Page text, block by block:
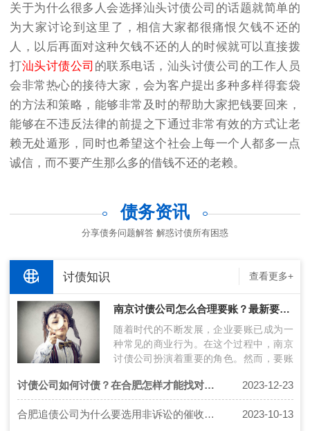
关于为什么很多人会选择汕头讨债公司的话题就简单的
为大家讨论到这里了，相信大家都很痛恨欠钱不还的
人，以后再面对这种欠钱不还的人的时候就可以直接拨
打汕头讨债公司 的联系电话，汕头讨债公司的工作人员
会非常热心的接待大家，会为客户提出多种多样得套袋
的方法和策略，能够非常及时的帮助大家把钱要回来，
能够在不违反法律的前提之下通过非常有效的方式让老
赖无处遁形，同时也希望这个社会上每一个人都多一点
诚信，而不要产生那么多的借钱不还的老赖。
债务资讯
分享债务问题解答 解惑讨债所有困惑
讨债知识 查看更多+
南京讨债公司怎么合理要账？最新要账技术分享！
随着时代的不断发展，企业要账已成为一
种常见的商业行为。在这个过程中，南京
讨债公司扮演着重要的角色。然而，要账
评…
讨债公司如何讨债？在合肥怎样才能找对好的讨债公司？ 2023-12-23
合肥追债公司为什么要选用非诉讼的催收方法？ 2023-10-13